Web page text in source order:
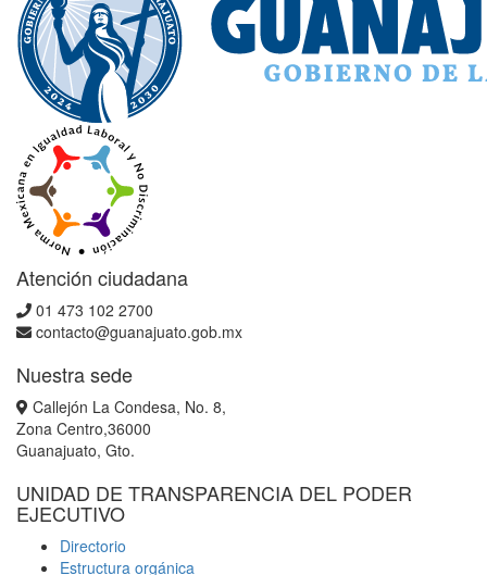
Atención ciudadana
01 473 102 2700
contacto@guanajuato.gob.mx
Nuestra sede
Callejón La Condesa, No. 8,
Zona Centro,36000
Guanajuato, Gto.
UNIDAD DE TRANSPARENCIA DEL PODER
EJECUTIVO
Directorio
Estructura orgánica